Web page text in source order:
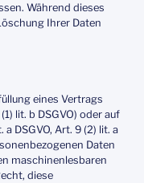
Während dieses
Ihrer Daten
eines Vertrags
lit. b DSGVO) oder auf
DSGVO, Art. 9 (2) lit. a
Daten
maschinenlesbaren
diese